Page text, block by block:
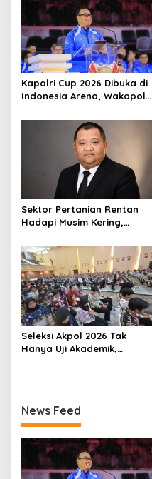
Kapolri Cup 2026 Dibuka di
Indonesia Arena, Wakapolri
Berdaya Saing Global
Sektor Pertanian Rentan
Hadapi Musim Kering,
Jadi Solusi
Seleksi Akpol 2026 Tak
Hanya Uji Akademik,
News Feed